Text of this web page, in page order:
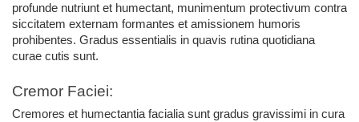
profunde nutriunt et humectant, munimentum protectivum contra
siccitatem externam formantes et amissionem humoris
prohibentes. Gradus essentialis in quavis rutina quotidiana
curae cutis sunt.
Cremor Faciei:
Cremores et humectantia facialia sunt gradus gravissimi in cura